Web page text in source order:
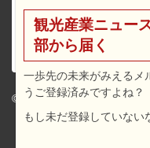
© 2026 travel voice.
観光産業ニュー
部から届く
一歩先の未来がみえるメ
うご登録済みですよね？
もし未だ登録していない